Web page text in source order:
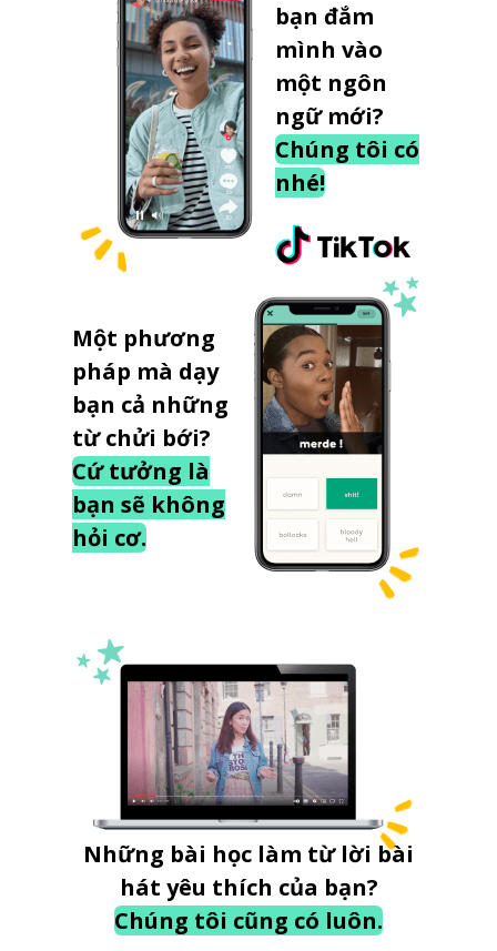
bạn đắm
mình vào
một ngôn
ngữ mới?
Chúng tôi có
nhé!
Một phương
pháp mà dạy
bạn cả những
từ chửi bới?
Cứ tưởng là
bạn sẽ không
hỏi cơ.
Những bài học làm từ lời bài
hát yêu thích của bạn?
Chúng tôi cũng có luôn.